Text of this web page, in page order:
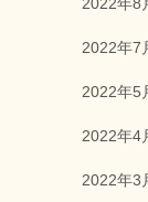
2022年8
2022年7
2022年5
2022年4
2022年3